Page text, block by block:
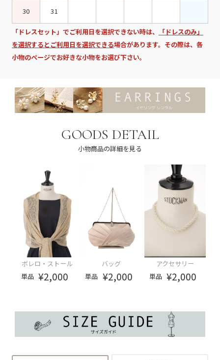
30 31
「ドレスセット」でご利用日を選択できない時は、
「ドレスのみ」
を選択するとご利用日を選択できる場合があります。その際は、各
小物のページでお好きな小物をお選び下さい。
GOODS DETAIL
小物商品の詳細を見る
ボレロ・ストール
単品 ¥2,000
バッグ
単品 ¥2,000
アクセサリー
単品 ¥2,000